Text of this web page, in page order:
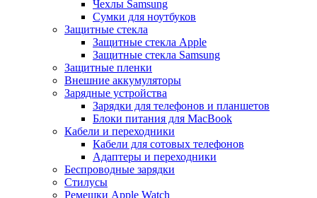
Чехлы Samsung
Сумки для ноутбуков
Защитные стекла
Защитные стекла Apple
Защитные стекла Samsung
Защитные пленки
Внешние аккумуляторы
Зарядные устройства
Зарядки для телефонов и планшетов
Блоки питания для MacBook
Кабели и переходники
Кабели для сотовых телефонов
Адаптеры и переходники
Беспроводные зарядки
Стилусы
Ремешки Apple Watch